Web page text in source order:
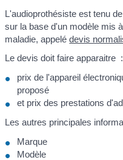
L'audioprothésiste est tenu
sur la base d'un modèle mis
maladie, appelédevis
Le devis doit faire apparaitre :
prix de l'appareil
proposé
et prix des prestations
Les autres principales
Marque
Modèle